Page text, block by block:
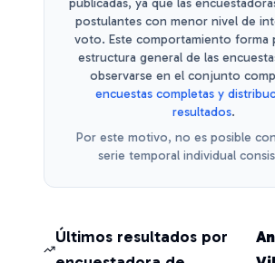
publicadas, ya que las
postulantes con menor nivel de
voto. Este comportamiento forma
estructura general de las
observarse en el conjunto
encuestas completas y
resultados.
Por este motivo, no es posible
serie temporal individual
Últimos resultados por